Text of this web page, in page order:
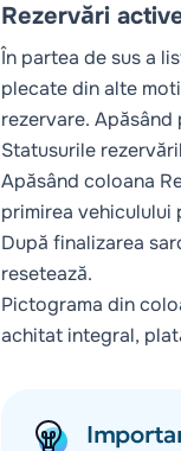
Rezervări
În partea de sus a
plecate din alte
rezervare.
Statusurile
Apăsând coloana
primirea vehiculului
După finalizarea
resetează.
Pictograma din
achitat integral,